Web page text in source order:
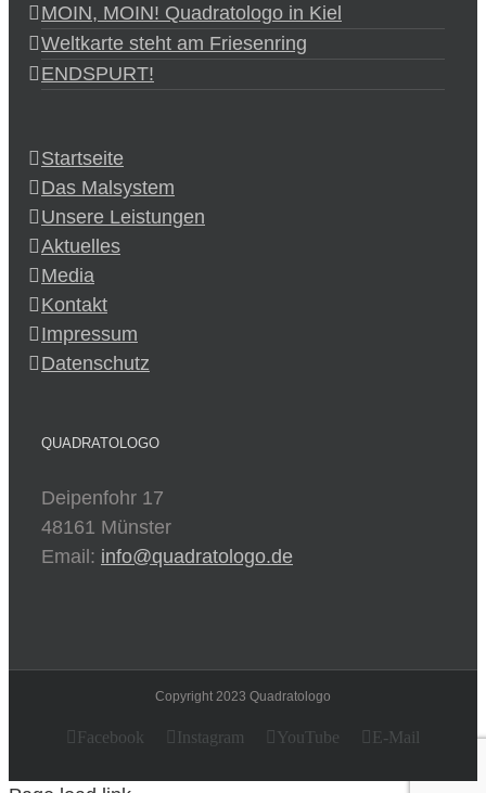
MOIN, MOIN! Quadratologo in Kiel
Weltkarte steht am Friesenring
ENDSPURT!
Startseite
Das Malsystem
Unsere Leistungen
Aktuelles
Media
Kontakt
Impressum
Datenschutz
QUADRATOLOGO
Deipenfohr 17
48161 Münster
Email: info@quadratologo.de
Copyright 2023 Quadratologo
Facebook Instagram YouTube E-Mail